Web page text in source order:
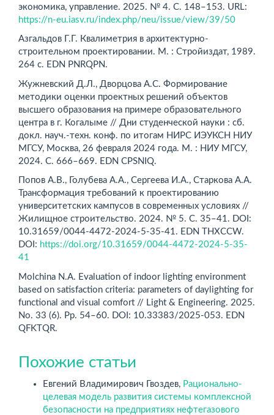
экономика, управление. 2025. № 4. С. 148–153. URL:
https://n-eu.iasv.ru/index.php/neu/issue/view/39/50
Азгальдов Г.Г. Квалиметрия в архитектурно-
строительном проектировании. М. : Стройиздат, 1989.
264 с. EDN PNRQPN.
Жужневский Д.Л., Дворцова А.С. Формирование
методики оценки проектных решений объектов
высшего образования на примере образовательного
центра в г. Когалыме // Дни студенческой науки : сб.
докл. науч.-техн. конф. по итогам НИРС ИЭУКСН НИУ
МГСУ, Москва, 26 февраля 2024 года. М. : НИУ МГСУ,
2024. С. 666–669. EDN CPSNIQ.
Попов А.В., Голубева А.А., Сергеева И.А., Старкова А.А.
Трансформация требований к проектированию
университетских кампусов в современных условиях //
Жилищное строительство. 2024. № 5. С. 35–41. DOI:
10.31659/0044-4472-2024-5-35-41. EDN THXCCW.
DOI: https://doi.org/10.31659/0044-4472-2024-5-35-
41
Molchina N.A. Evaluation of indoor lighting environment
based on satisfaction criteria: parameters of daylighting for
functional and visual comfort // Light & Engineering. 2025.
No. 33 (6). Pp. 54–60. DOI: 10.33383/2025-053. EDN
QFKTQR.
Похожие статьи
Евгений Владимирович Гвоздев, Рационально-
целевая модель развития системы комплексной
безопасности на предприятиях нефтегазового